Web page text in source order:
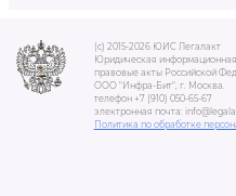
(c) 2015-2026 ЮИС Легалакт
Юридическая
правовые акты Российской
ООО "Инфра-Бит", г. Москва.
телефон +7 (910) 050-65-67
электронная почта:
Политика по обработке